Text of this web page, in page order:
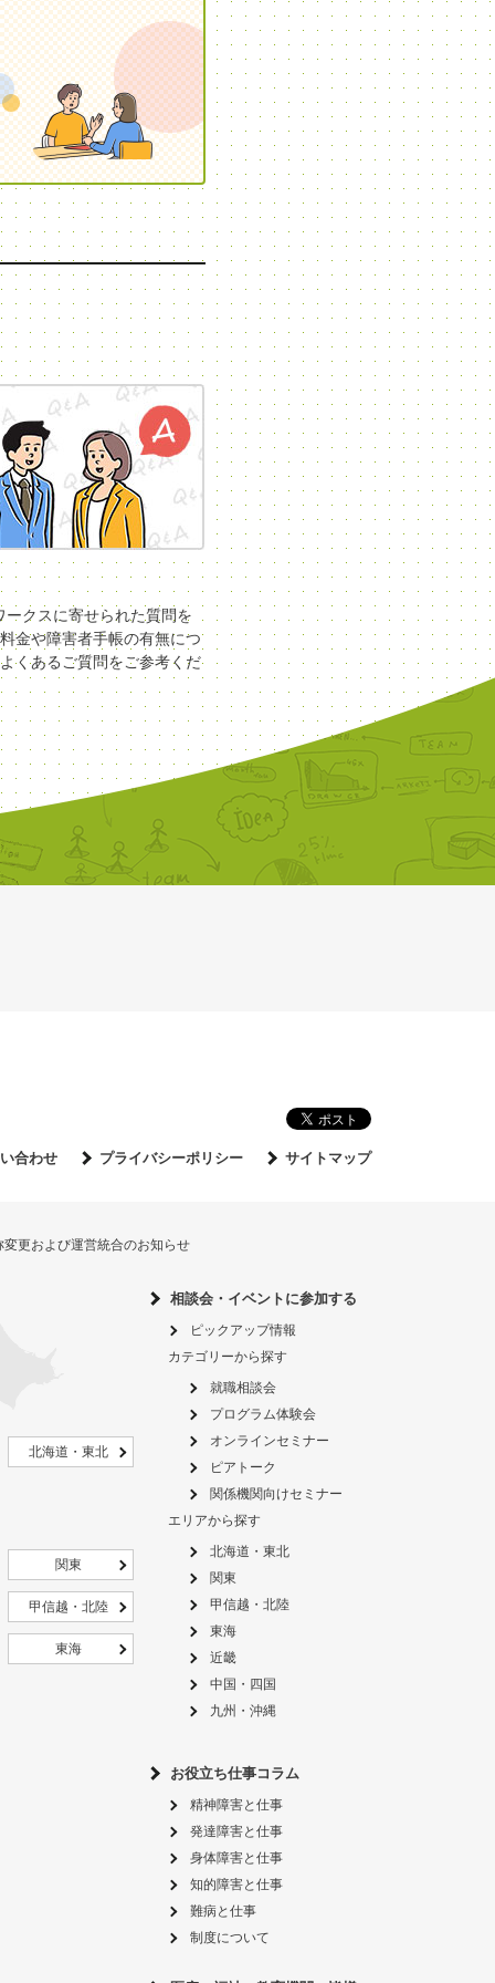
ークスに寄せられた質問を
金や障害者手帳の有無につ
くあるご質問をご参考くだ
合わせ プライバシーポリシー サイトマップ
更および運営統合のお知らせ
北海道・東北
関東
甲信越・北陸
東海
相談会・イベントに参加する
ピックアップ情報
カテゴリーから探す
就職相談会
プログラム体験会
オンラインセミナー
ピアトーク
関係機関向けセミナー
エリアから探す
北海道・東北
関東
甲信越・北陸
東海
近畿
中国・四国
九州・沖縄
お役立ち仕事コラム
精神障害と仕事
発達障害と仕事
身体障害と仕事
知的障害と仕事
難病と仕事
制度について